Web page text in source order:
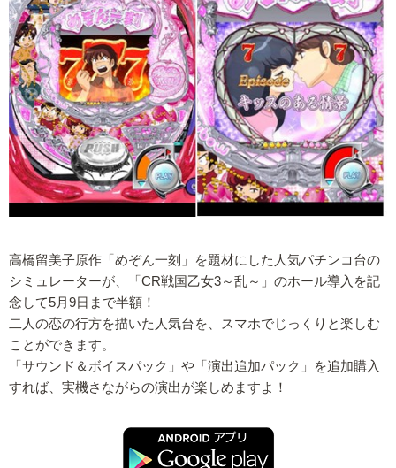
高橋留美子原作「めぞん一刻」を題材にした人気パチンコ台の
シミュレーターが、「CR戦国乙女3～乱～」のホール導入を記
念して5月9日まで半額！
二人の恋の行方を描いた人気台を、スマホでじっくりと楽しむ
ことができます。
「サウンド＆ボイスパック」や「演出追加パック」を追加購入
すれば、実機さながらの演出が楽しめますよ！